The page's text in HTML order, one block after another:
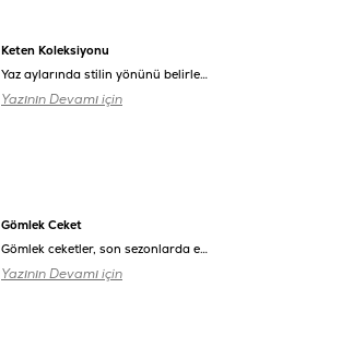
Keten Koleksiyonu
Yaz aylarında stilin yönünü belirleyen en önemli unsur, seçilen kumaş oluyor.
Yazının Devamı için
Gömlek Ceket
Gömlek ceketler, son sezonlarda erkek giyiminde öne çıkan parçalar arasında yer alıyor.
Yazının Devamı için